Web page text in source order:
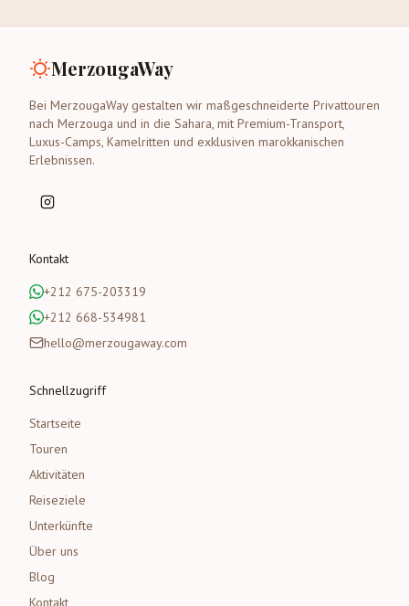
MerzougaWay
Bei MerzougaWay gestalten wir maßgeschneiderte Privattouren
nach Merzouga und in die Sahara, mit Premium-Transport,
Luxus-Camps, Kamelritten und exklusiven marokkanischen
Erlebnissen.
Kontakt
+212 675-203319
+212 668-534981
hello@merzougaway.com
Schnellzugriff
Startseite
Touren
Aktivitäten
Reiseziele
Unterkünfte
Über uns
Blog
Kontakt